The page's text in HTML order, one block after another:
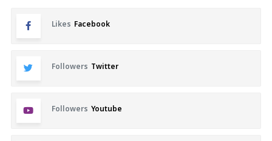
Likes Facebook
Followers Twitter
Followers Youtube